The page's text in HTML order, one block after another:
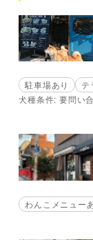
駐車場あり
テ
犬種条件: 要問い
わんこメニュー